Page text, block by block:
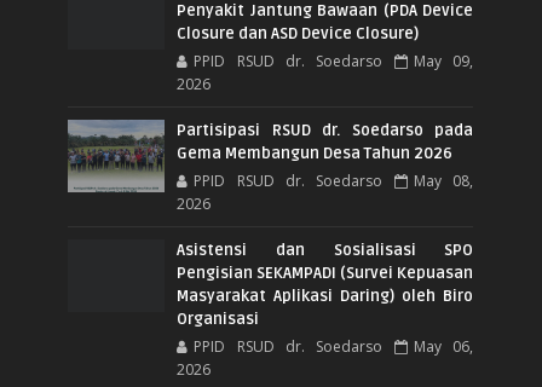
Penyakit Jantung Bawaan (PDA Device
Closure dan ASD Device Closure)
PPID RSUD dr. Soedarso
May 09,
2026
Partisipasi RSUD dr. Soedarso pada
Gema Membangun Desa Tahun 2026
PPID RSUD dr. Soedarso
May 08,
2026
Asistensi dan Sosialisasi SPO
Pengisian SEKAMPADI (Survei Kepuasan
Masyarakat Aplikasi Daring) oleh Biro
Organisasi
PPID RSUD dr. Soedarso
May 06,
2026